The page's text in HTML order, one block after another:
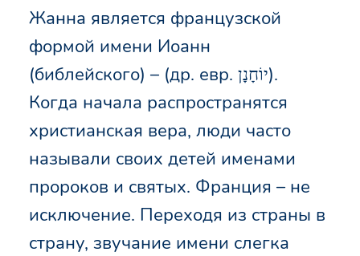
Жанна является французской
формой имени Иоанн
(библейского) – (др. евр. יוֹחָנָן).
Когда начала распространятся
христианская вера, люди часто
называли своих детей именами
пророков и святых. Франция – не
исключение. Переходя из страны в
страну, звучание имени слегка